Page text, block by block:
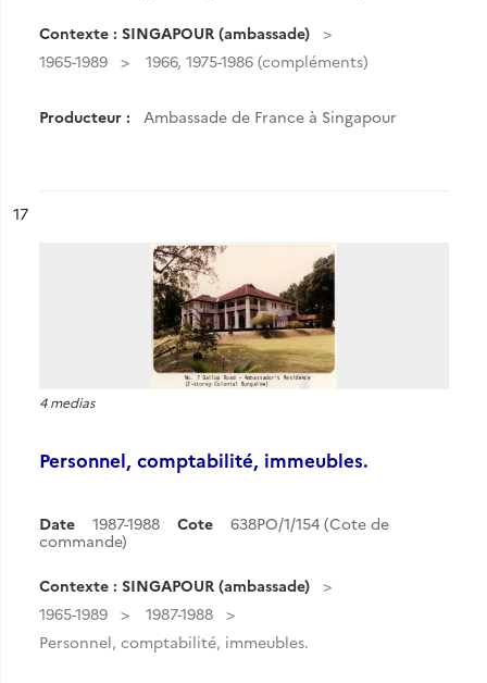
Contexte : SINGAPOUR (ambassade)
1965-1989
1966, 1975-1986 (compléments)
Producteur : Ambassade de France à Singapour
n°
17
4 medias
Personnel, comptabilité, immeubles.
Date 1987-1988 Cote
638PO/1/154 (Cote de
commande)
Contexte : SINGAPOUR (ambassade)
1965-1989
1987-1988
Personnel, comptabilité, immeubles.